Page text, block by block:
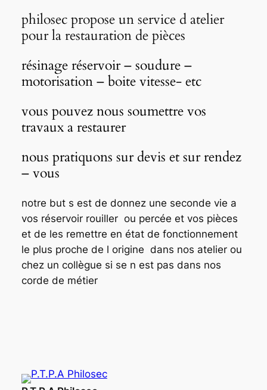
philosec propose un service d atelier
pour la restauration de pièces
résinage réservoir – soudure –
motorisation – boite vitesse- etc
vous pouvez nous soumettre vos
travaux a restaurer
nous pratiquons sur devis et sur rendez
– vous
notre but s est de donnez une seconde vie a
vos réservoir rouiller ou percée et vos pièces
et de les remettre en état de fonctionnement
le plus proche de l origine dans nos atelier ou
chez un collègue si se n est pas dans nos
corde de métier